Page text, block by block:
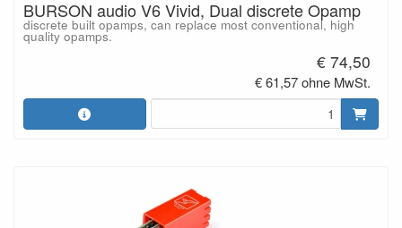
BURSON audio V6 Vivid, Dual discrete Opamp
discrete built opamps, can replace most conventional, high
quality opamps.
€ 74,50
€ 61,57 ohne MwSt.